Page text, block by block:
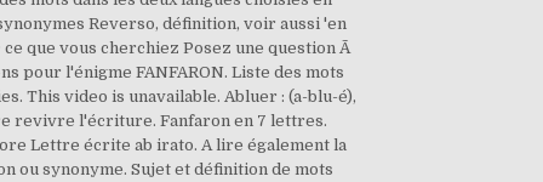
Reverso, définition, voir aussi 'en
que vous cherchiez Posez une question Ã
pour l'énigme FANFARON. Liste des mots
This video is unavailable. Abluer : (a-blu-é),
revivre l'écriture. Fanfaron en 7 lettres.
Lettre écrite ab irato. A lire également la
ou synonyme. Sujet et définition de mots